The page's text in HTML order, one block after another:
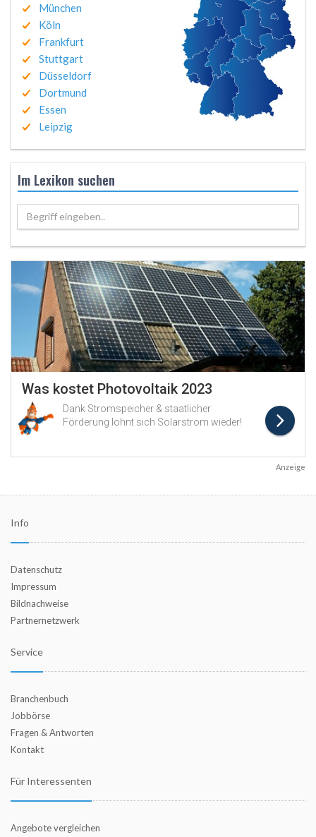
München
Köln
Frankfurt
Stuttgart
Düsseldorf
Dortmund
Essen
Leipzig
Im Lexikon suchen
Begriff eingeben..
Anzeige
Info
Datenschutz
Impressum
Bildnachweise
Partnernetzwerk
Service
Branchenbuch
Jobbörse
Fragen & Antworten
Kontakt
Für Interessenten
Angebote vergleichen